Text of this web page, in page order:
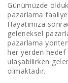
Günümüzde
pazarlama
Hayatımıza
geleneksel
pazarlama
her yerden
ulaşabilirken
olmaktadır.